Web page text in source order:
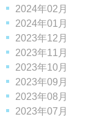
2024年02月
2024年01月
2023年12月
2023年11月
2023年10月
2023年09月
2023年08月
2023年07月